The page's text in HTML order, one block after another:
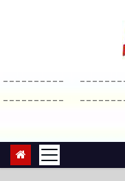
a
r
l
----------
----------